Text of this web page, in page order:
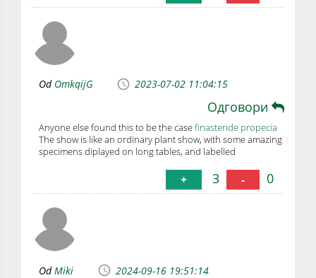
Od OmkqijG 2023-07-02 11:04:15
Одговори
Anyone else found this to be the casefinasteride propecia
The show is like an ordinary plant show, with some amazing
specimens diplayed on long tables, and labelled
+ 3 - 0
OdMiki 2024-09-16 19:51:14